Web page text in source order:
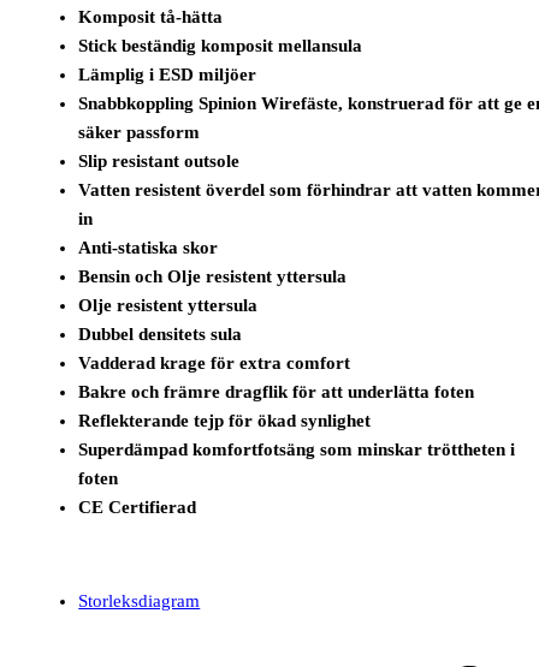
Komposit tå-hätta
Stick beständig komposit mellansula
Lämplig i ESD miljöer
Snabbkoppling Spinion Wirefäste, konstruerad för att ge
säker passform
Slip resistant outsole
Vatten resistent överdel som förhindrar att vatten
in
Anti-statiska skor
Bensin och Olje resistent yttersula
Olje resistent yttersula
Dubbel densitets sula
Vadderad krage för extra comfort
Bakre och främre dragflik för att underlätta foten
Reflekterande tejp för ökad synlighet
Superdämpad komfortfotsäng som minskar tröttheten i
foten
CE Certifierad
Storleksdiagram